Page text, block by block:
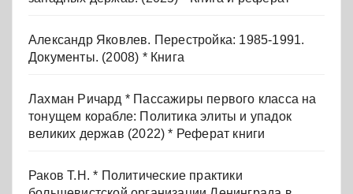
Александр Яковлев. Перестройка: 1985-1991.
Документы. (2008) * Книга
Лахман Ричард * Пассажиры первого класса на
тонущем корабле: Политика элиты и упадок
великих держав (2022) * Реферат книги
Раков Т.Н. * Политические практики